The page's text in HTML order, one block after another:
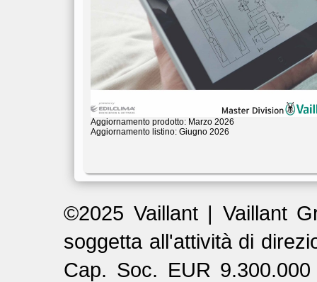
Aggiornamento prodotto: Marzo 2026
Aggiornamento listino: Giugno 2026
©2025 Vaillant | Vaillant
soggetta all'attività di
Cap. Soc. EUR